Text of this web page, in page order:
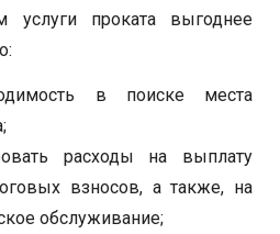
услуги проката выгоднее
в поиске места
расходы на выплату
взносов, а также, на
обслуживание;